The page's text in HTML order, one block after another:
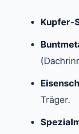
Kupfer-
Träger.